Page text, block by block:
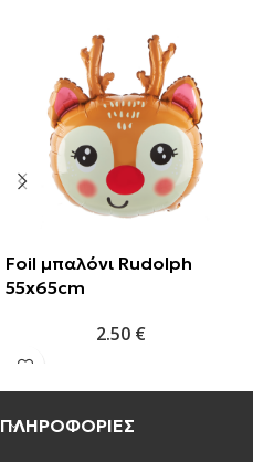
Foil μπαλόνι Rudolph
55x65cm
2.50 €
ΠΛΗΡΟΦΟΡΙΕΣ